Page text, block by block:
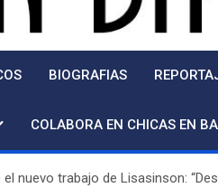
BIOGRAFIAS
COLABORA EN CHICAS EN
el nuevo trabajo de Lisasinson: